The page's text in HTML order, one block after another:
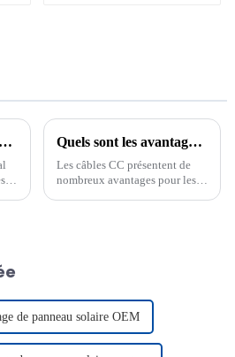
Top 10 des fabricants de câbles pour panneaux solaires photovoltaïques en Chine et leurs offres de câbles solaires CC Quels sont les avantages du câble DC ?
Les câbles CC présentent de
nombreux avantages pour les
sur…
de panneau solaire OEM